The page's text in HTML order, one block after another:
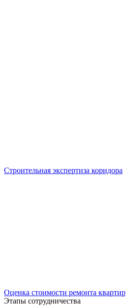
Строительная экспертиза коридора
Оценка стоимости ремонта квартир
Этапы сотрудничества